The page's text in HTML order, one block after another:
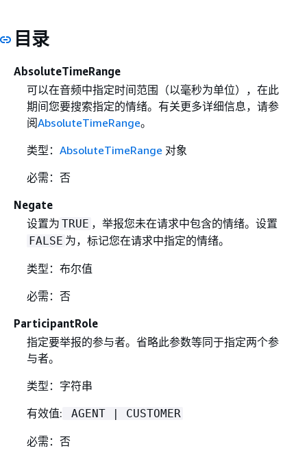
目录
AbsoluteTimeRange
可以在音频中指定时间范围（以毫秒为单位），在此
期间您要搜索指定的情绪。有关更多详细信息，请参
阅AbsoluteTimeRange。
类型： AbsoluteTimeRange 对象
必需：否
Negate
设置为 TRUE ，举报您未在请求中包含的情绪。设置
FALSE 为，标记您在请求中指定的情绪。
类型：布尔值
必需：否
ParticipantRole
指定要举报的参与者。省略此参数等同于指定两个参
与者。
类型：字符串
有效值:
AGENT | CUSTOMER
必需：否